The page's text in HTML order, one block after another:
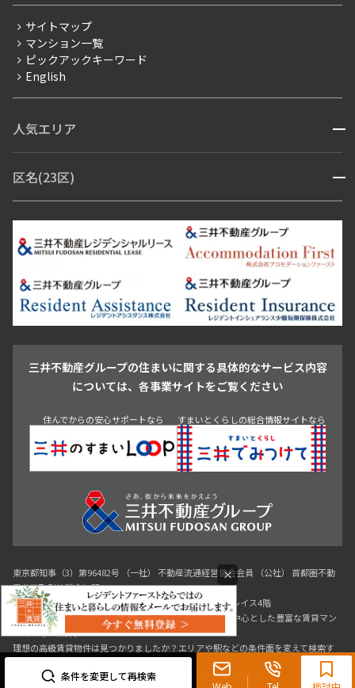
条件を変更して再検索
0120-321-719
9:30~18:00（水曜定休）
賃料改定
フリーレント
ペット可
ブランドマンション
サイトマップ
マンション一覧
ピックアックキーワード
English
人気エリア 開閉
青山・表参道・原宿
市ヶ谷・神楽坂・飯田橋
三田・芝・浜松町
芝浦・汐留・品川
月島・勝どき・豊洲
本郷・春日・小石川
目白・高田馬場・早稲田
池尻大橋・三軒茶屋
祐天寺・学芸大学・自由が丘
駒沢・用賀・二子玉川
成城・砧
池袋・板橋・王子
青山 渋谷 東京・大手町 新宿 品川
目黒・中目黒
区名(23区) 開閉
江東区 台東区 墨田区
中野区
豊島区
杉並区 板橋区 練馬区 荒川区
足立区
葛飾区
江戸川区
三井不動産グループの住まいに関する具体的なサービス内容
については、各事業サイトをご覧ください
住んでからの安心サポートなら すまいとくらしの総合情報サイトなら
東京都知事（3）第96482号 （一社） 不動産流通経営協会会員 （公社） 首都圏不動
産公正取引協議会加盟
〒107-0052 東京都港区赤坂八丁目4番14号 青山タワープレイス4階
三井の賃貸「いちばんに、住む人のこと。」 東京都心を中心とした豊富な賃貸マン
ションのご紹介。
理想の高級賃貸物件は見つかりましたか？エリアや駅などの条件面を変えて検索す
都心の高級賃貸物件探しは[三井の賃貸]レジデントファーストで！
×